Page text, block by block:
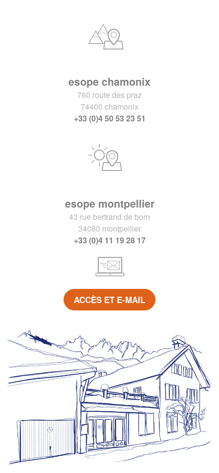
esope chamonix
760 route des praz
74400 chamonix
+33 (0)4 50 53 23 51
esope montpellier
43 rue bertrand de born
34080 montpellier
+33 (0)4 11 19 28 17
ACCÈS ET E-MAIL